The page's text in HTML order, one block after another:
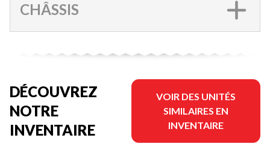
CHÂSSIS
DÉCOUVREZ
NOTRE
INVENTAIRE
VOIR DES UNITÉS
SIMILAIRES EN
INVENTAIRE